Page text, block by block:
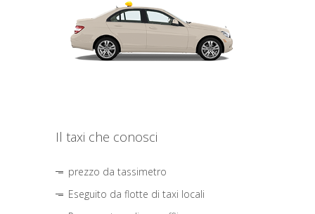
Il taxi che conosci
prezzo da tassimetro
Eseguito da flotte di taxi locali